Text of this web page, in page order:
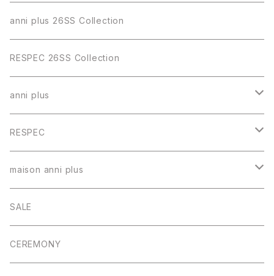
anni plus 26SS Collection
RESPEC 26SS Collection
anni plus
トップス
スカート
パンツ
ワンピース
RESPEC
トップス
スカート
パンツ
maison anni plus
ワンピース
SALE
CEREMONY